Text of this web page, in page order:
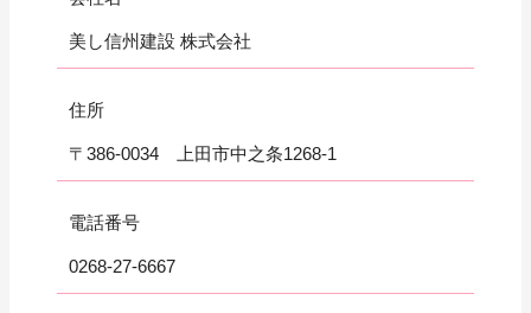
美し信州建設 株式会社
住所
〒386-0034 上田市中之条1268-1
電話番号
0268-27-6667